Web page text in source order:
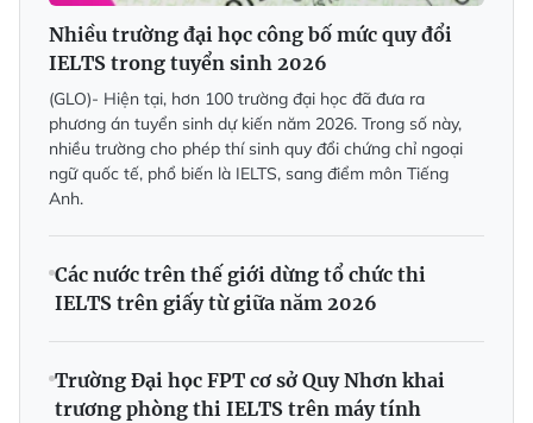
Nhiều trường đại học công bố mức quy đổi
IELTS trong tuyển sinh 2026
(GLO)- Hiện tại, hơn 100 trường đại học đã đưa ra
phương án tuyển sinh dự kiến năm 2026. Trong số này,
nhiều trường cho phép thí sinh quy đổi chứng chỉ ngoại
ngữ quốc tế, phổ biến là IELTS, sang điểm môn Tiếng
Anh.
Các nước trên thế giới dừng tổ chức thi
IELTS trên giấy từ giữa năm 2026
Trường Đại học FPT cơ sở Quy Nhơn khai
trương phòng thi IELTS trên máy tính